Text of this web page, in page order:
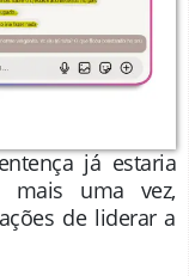
já estaria
mais uma vez,
de liderar a